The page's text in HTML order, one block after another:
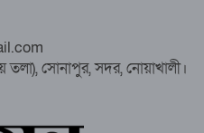
তলা), সোনাপুর, সদর, নোয়াখালী।